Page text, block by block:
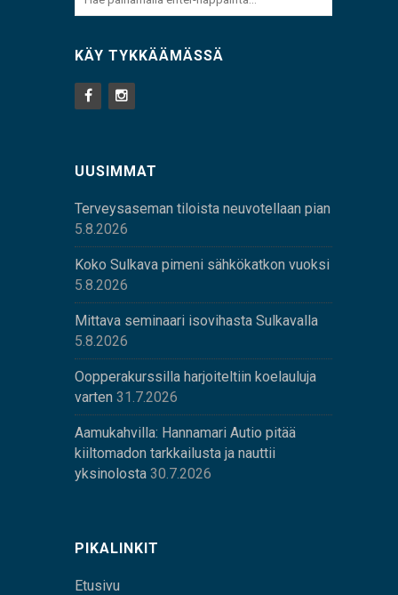
KÄY TYKKÄÄMÄSSÄ
UUSIMMAT
Terveysaseman tiloista neuvotellaan pian
5.8.2026
Koko Sulkava pimeni sähkökatkon vuoksi
5.8.2026
Mittava seminaari isovihasta Sulkavalla
5.8.2026
Oopperakurssilla harjoiteltiin koelauluja
varten 31.7.2026
Aamukahvilla: Hannamari Autio pitää
kiiltomadon tarkkailusta ja nauttii
yksinolosta 30.7.2026
PIKALINKIT
Etusivu